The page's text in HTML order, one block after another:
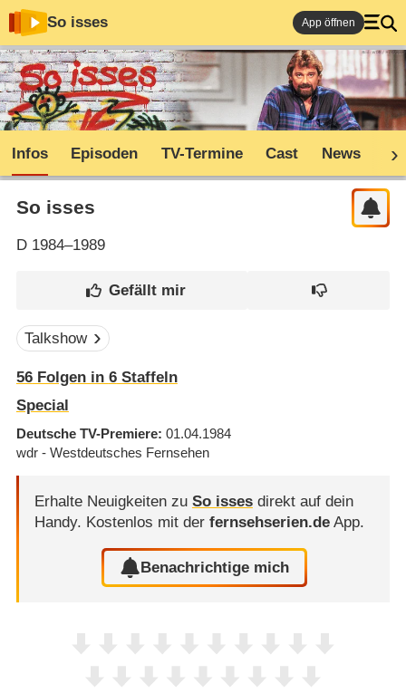
So isses App öffnen
Infos Episoden TV-Termine Cast News
So isses
D1984–1989
Talkshow
56Folgen in 6Staffeln
Special
Deutsche TV-Premiere 01.04.1984
wdr - Westdeutsches Fernsehen
Erhalte Neuigkeiten zu So issesdirekt auf dein
Handy. Kostenlos mit der fernsehserien.deApp.
Benachrichtige mich